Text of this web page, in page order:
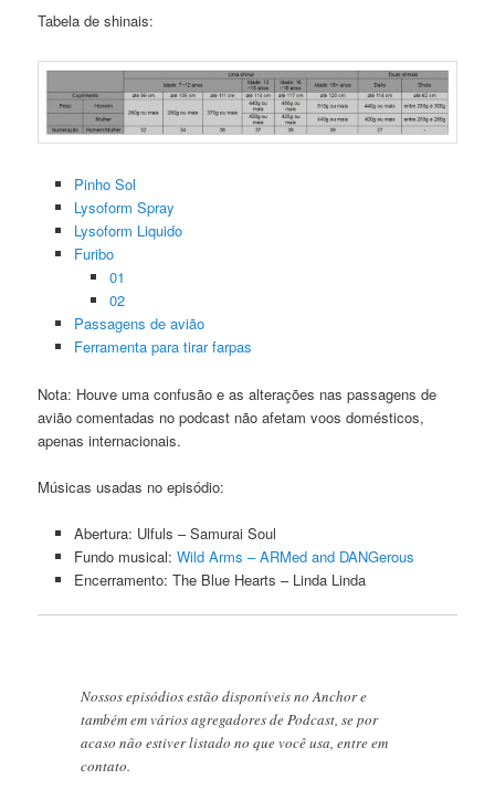
Tabela de shinais:
Pinho Sol
Lysoform Spray
Lysoform Liquido
Furibo
01
02
Passagens de avião
Ferramenta para tirar farpas
Nota: Houve uma confusão e as alterações nas passagens de
avião comentadas no podcast não afetam voos domésticos,
apenas internacionais.
Músicas usadas no episódio:
Abertura: Ulfuls – Samurai Soul
Fundo musical: Wild Arms – ARMed and DANGerous
Encerramento: The Blue Hearts – Linda Linda
Nossos episódios estão disponíveis no Anchor e
também em vários agregadores de Podcast, se por
acaso não estiver listado no que você usa, entre em
contato.